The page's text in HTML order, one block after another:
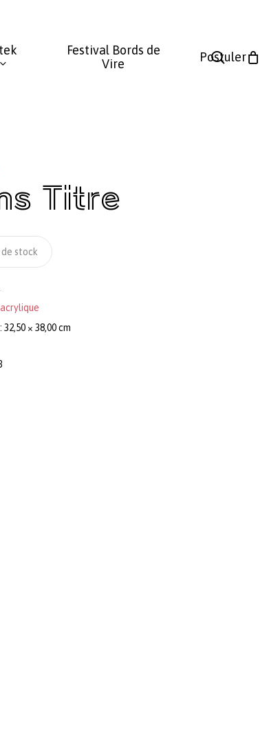
Festival Bords de
Vire
Postuler
search
panier
Titre
de stock
acrylique
32,50 × 38,00 cm